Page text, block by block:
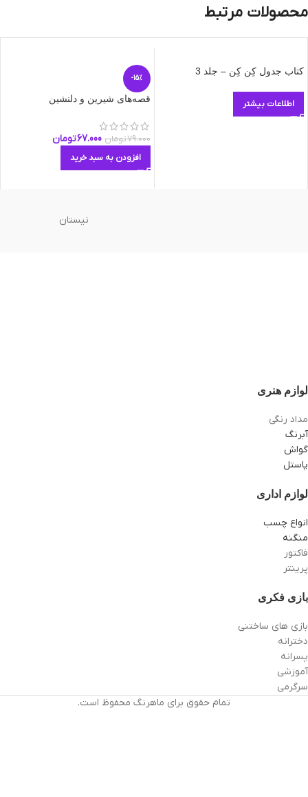
محصولات مرتبط
کتاب جدول کِن کِن – جلد 3
اطلاعات بیشتر
-15%
قصه‌های شیرین و دلنشین
79.000تومان 67.000تومان
افزودن به سبد خرید
نیستان
لوازم هنری
مداد رنگی
آبرنگ
گواش
پاستل
لوازم اداری
انواع چسب
منگنه
فاکتور
پرینتر
بازی فکری
بازی های ساختنی
دخترانه
پسرانه
آموزشی
سرگرمی
تمام حقوق برای ماهرنگ محفوظ است.